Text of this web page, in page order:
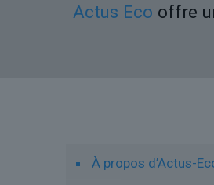
Actus Eco offre
À propos d’Actus-